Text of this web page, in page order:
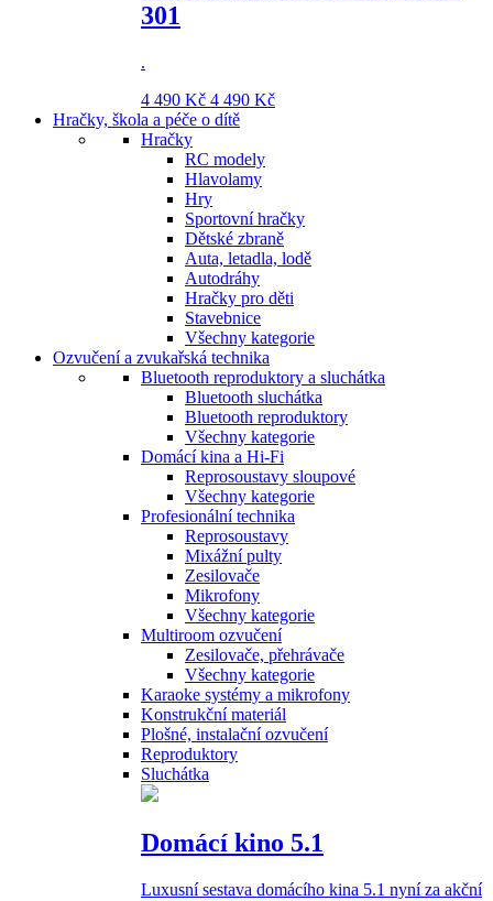
301
.
4 490 Kč 4 490 Kč
Hračky, škola a péče o dítě
Hračky
RC modely
Hlavolamy
Hry
Sportovní hračky
Dětské zbraně
Auta, letadla, lodě
Autodráhy
Hračky pro děti
Stavebnice
Všechny kategorie
Ozvučení a zvukařská technika
Bluetooth reproduktory a sluchátka
Bluetooth sluchátka
Bluetooth reproduktory
Všechny kategorie
Domácí kina a Hi-Fi
Reprosoustavy sloupové
Všechny kategorie
Profesionální technika
Reprosoustavy
Mixážní pulty
Zesilovače
Mikrofony
Všechny kategorie
Multiroom ozvučení
Zesilovače, přehrávače
Všechny kategorie
Karaoke systémy a mikrofony
Konstrukční materiál
Plošné, instalační ozvučení
Reproduktory
Sluchátka
Domácí kino 5.1
Luxusní sestava domácího kina 5.1 nyní za akční